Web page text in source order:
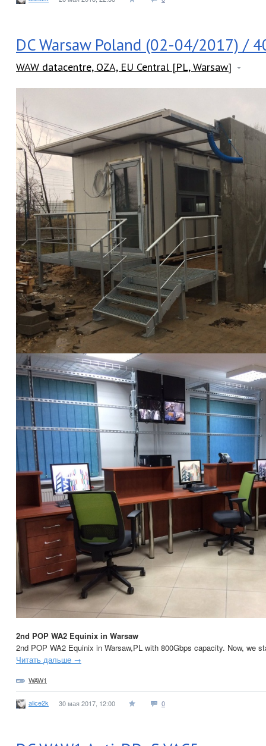
DC Warsaw Poland (02-04/2017) /
WAW datacentre, OZA, EU Central [PL, Warsaw]
2nd POP WA2 Equinix in Warsaw
2nd POP WA2 Equinix in Warsaw,PL with 800Gbps capacity. Now, we
Читать дальше →
WAW1
alice2k 30 мая 2017, 12:00 0